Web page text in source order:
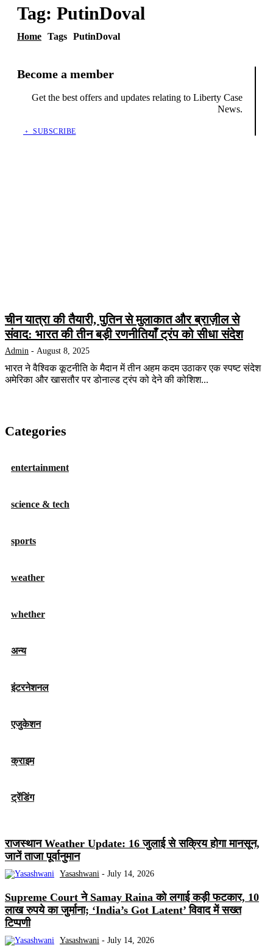
Tag: PutinDoval
Home Tags PutinDoval
Become a member
Get the best offers and updates relating to Liberty Case
News.
﹢ SUBSCRIBE
चीन यात्रा की तैयारी, पुतिन से मुलाकात और ब्राज़ील से
संवाद: भारत की तीन बड़ी रणनीतियाँ ट्रंप को सीधा संदेश
Admin - August 8, 2025
भारत ने वैश्विक कूटनीति के मैदान में तीन अहम कदम उठाकर एक स्पष्ट संदेश
अमेरिका और खासतौर पर डोनाल्ड ट्रंप को देने की कोशिश...
Categories
entertainment
science & tech
sports
weather
whether
अन्य
इंटरनेशनल
एजुकेशन
क्राइम
ट्रेंडिंग
राजस्थान Weather Update: 16 जुलाई से सक्रिय होगा मानसून,
जानें ताजा पूर्वानुमान
Yasashwani - July 14, 2026
Supreme Court ने Samay Raina को लगाई कड़ी फटकार, 10
लाख रुपये का जुर्माना; ‘India’s Got Latent’ विवाद में सख्त
टिप्पणी
Yasashwani - July 14, 2026